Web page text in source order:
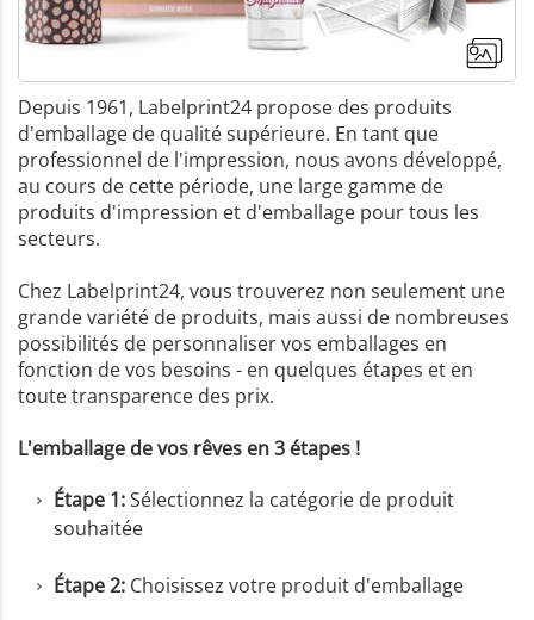
Plus de
Depuis 1961, Labelprint24 propose des produits
d'emballage de qualité supérieure. En tant que
professionnel de l'impression, nous avons développé,
au cours de cette période, une large gamme de
produits d'impression et d'emballage pour tous les
secteurs.
Chez Labelprint24, vous trouverez non seulement une
grande variété de produits, mais aussi de nombreuses
possibilités de personnaliser vos emballages en
fonction de vos besoins - en quelques étapes et en
toute transparence des prix.
L'emballage de vos rêves en 3 étapes !
Étape 1:Sélectionnez la catégorie de produit
souhaitée
Étape 2: Choisissez votre produit d'emballage